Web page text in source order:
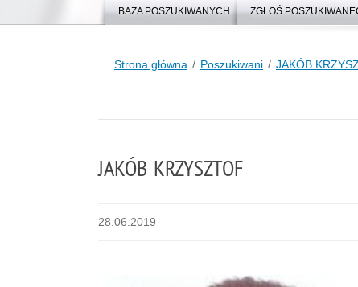
BAZA POSZUKIWANYCH ZGŁOŚ
Strona główna Poszukiwani JAKÓB
JAKÓB KRZYSZTOF
28.06.2019